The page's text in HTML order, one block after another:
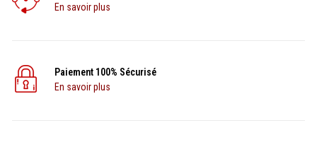
En savoir plus
Paiement 100% Sécurisé
En savoir plus